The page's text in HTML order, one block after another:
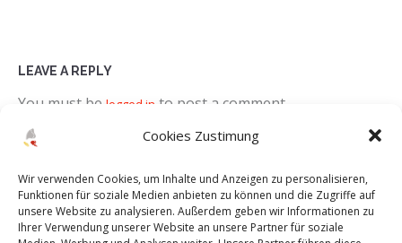
Cookies Zustimung
Wir verwenden Cookies, um Inhalte und Anzeigen zu personalisieren,
Funktionen für soziale Medien anbieten zu können und die Zugriffe auf
unsere Website zu analysieren. Außerdem geben wir Informationen zu
Ihrer Verwendung unserer Website an unsere Partner für soziale
LEAVE A REPLY
You must be logged in to post a comment.